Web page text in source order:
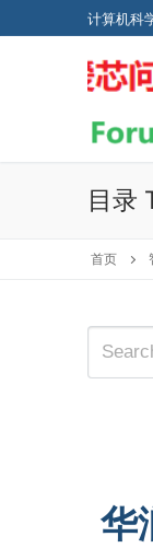
to
计算机科
目录
首页
华